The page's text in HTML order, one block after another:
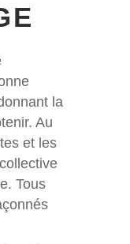
la
Au
et les
Tous